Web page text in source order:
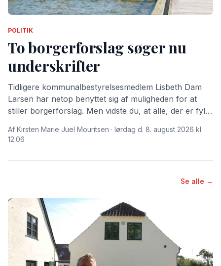
POLITIK
To borgerforslag søger nu
underskrifter
Tidligere kommunalbestyrelsesmedlem Lisbeth Dam
Larsen har netop benyttet sig af muligheden for at
stiller borgerforslag. Men vidste du, at alle, der er fyldt
borgerforslag?
Af Kirsten Marie Juel Mouritsen · lørdag d. 8. august 2026 kl.
12.06
Se alle →